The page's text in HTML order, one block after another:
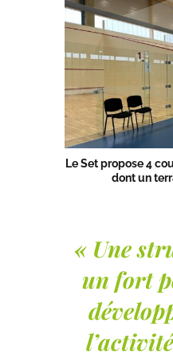
Le Set propose 4
dont un
« Une
un fort